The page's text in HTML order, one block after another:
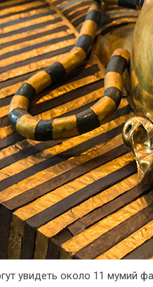
увидеть около 11 мумий